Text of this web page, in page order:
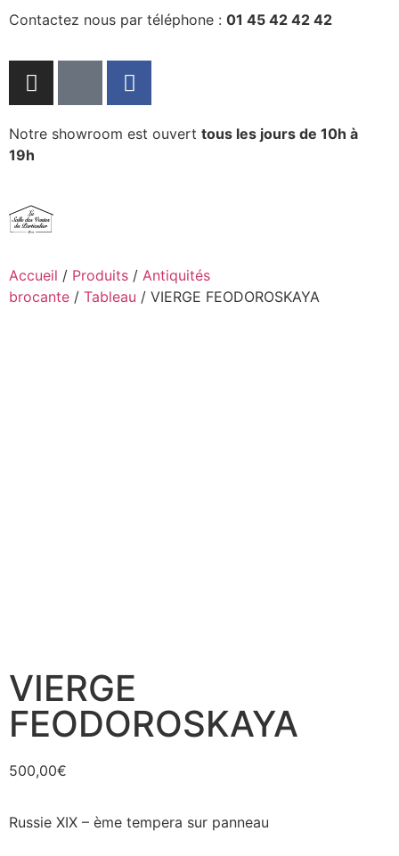
Contactez nous par téléphone : 01 45 42 42 42
Notre showroom est ouvert tous les jours de 10h à
19h
Accueil / Produits / Antiquités
brocante / Tableau / VIERGE FEODOROSKAYA
VIERGE
FEODOROSKAYA
500,00€
Russie XIX – ème tempera sur panneau